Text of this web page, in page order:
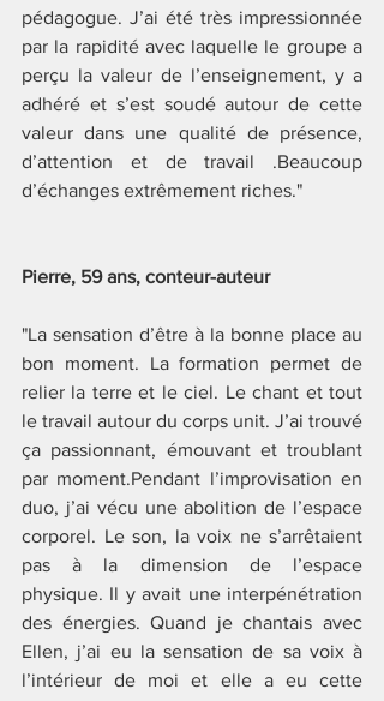
pédagogue. J’ai été très impressionnée
par la rapidité avec laquelle le groupe a
perçu la valeur de l’enseignement, y a
adhéré et s’est soudé autour de cette
valeur dans une qualité de présence,
d’attention et de travail .Beaucoup
d’échanges extrêmement riches."
Pierre, 59 ans, conteur-auteur
"La sensation d’être à la bonne place au
bon moment. La formation permet de
relier la terre et le ciel. Le chant et tout
le travail autour du corps unit. J’ai trouvé
ça passionnant, émouvant et troublant
par moment.Pendant l’improvisation en
duo, j’ai vécu une abolition de l’espace
corporel. Le son, la voix ne s’arrêtaient
pas à la dimension de l’espace
physique. Il y avait une interpénétration
des énergies. Quand je chantais avec
Ellen, j’ai eu la sensation de sa voix à
l’intérieur de moi et elle a eu cette